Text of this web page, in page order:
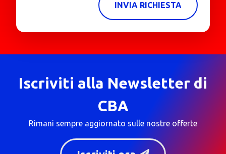
INVIA RICHIESTA
Iscriviti alla Newsletter di
CBA
Rimani sempre aggiornato sulle nostre offerte